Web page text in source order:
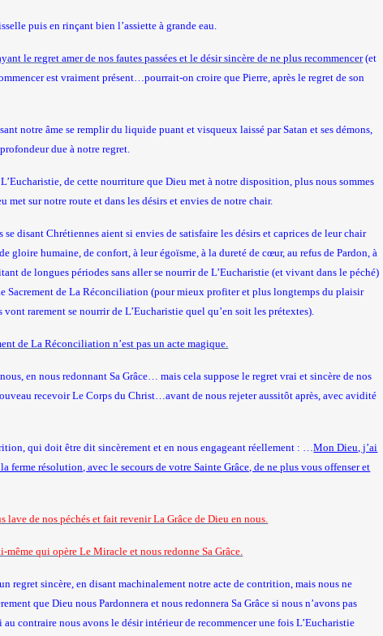
puis en rinçant bien l’assiette à grande eau.
le regret amer de nos fautes passées et le désir sincère de ne plus recommencer(et
est vraiment présent…pourrait-on croire que Pierre, après le regret de son
notre âme se remplir du liquide puant et visqueux laissé par Satan et ses démons,
due à notre regret.
de cette nourriture que Dieu met à notre disposition, plus nous sommes
met sur notre route et dans les désirs et envies de notre chair.
disant Chrétiennes aient si envies de satisfaire les désirs et caprices de leur chair
gloire humaine, de confort, à leur égoïsme, à la dureté de cœur, au refus de Pardon, à
de longues périodes sans aller se nourrir de L’Eucharistie (et vivant dans le péché)
Sacrement de La Réconciliation (pour mieux profiter et plus longtemps du plaisir
rarement se nourrir de L’Eucharistie quel qu’en soit les prétextes).
de La Réconciliation n’est pas un acte magique.
en nous redonnant Sa Grâce… mais cela suppose le regret vrai et sincère de nos
recevoir Le Corps du Christ…avant de nous rejeter aussitôt après, avec avidité
qui doit être dit sincèrement et en nous engageant réellement : …Mon Dieu, j’ai
ferme résolution, avec le secours de votre Sainte Grâce, de ne plus vous offenser et
lave de nos péchés et fait revenir La Grâce de Dieu en nous.
même qui opère Le Miracle et nous redonne Sa Grâce.
regret sincère, en disant machinalement notre acte de contrition, mais nous ne
que Dieu nous Pardonnera et nous redonnera Sa Grâce si nous n’avons pas
contraire nous avons le désir intérieur de recommencer une fois L’Eucharistie